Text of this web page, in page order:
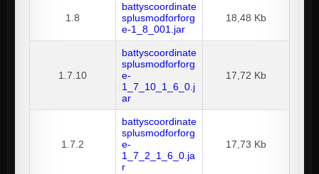
1.8
battyscoordinate
splusmodforforg
e-1_8_001.jar
18,48 Kb
1.7.10
battyscoordinate
splusmodforforg
e-
1_7_10_1_6_0.j
ar
17,72 Kb
1.7.2
battyscoordinate
splusmodforforg
e-
1_7_2_1_6_0.ja
r
17,73 Kb